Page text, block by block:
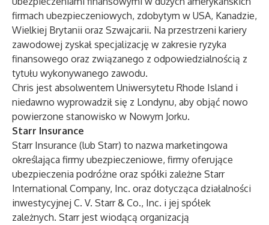
firmach ubezpieczeniowych, zdobytym w USA, Kanadzie,
Wielkiej Brytanii oraz Szwajcarii. Na przestrzeni kariery
zawodowej zyskał specjalizację w zakresie ryzyka
finansowego oraz związanego z odpowiedzialnością z
tytułu wykonywanego zawodu.
Chris jest absolwentem Uniwersytetu Rhode Island i
niedawno wyprowadził się z Londynu, aby objąć nowo
powierzone stanowisko w Nowym Jorku.
Starr Insurance
Starr Insurance (lub Starr) to nazwa marketingowa
określająca firmy ubezpieczeniowe, firmy oferujące
ubezpieczenia podróżne oraz spółki zależne Starr
International Company, Inc. oraz dotycząca działalności
inwestycyjnej C. V. Starr & Co., Inc. i jej spółek
zależnych. Starr jest wiodącą organizacją